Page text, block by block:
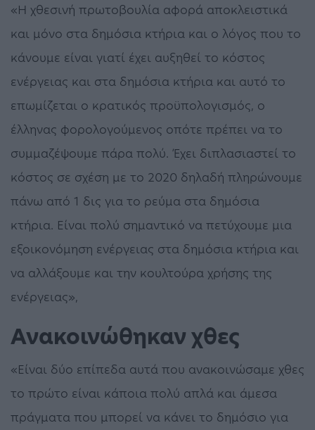
«Η χθεσινή πρωτοβουλία αφορά αποκλειστικά
και μόνο στα δημόσια κτήρια και ο λόγος που το
κάνουμε είναι γιατί έχει αυξηθεί το κόστος
ενέργειας και στα δημόσια κτήρια και αυτό το
επωμίζεται ο κρατικός προϋπολογισμός, ο
έλληνας φορολογούμενος οπότε πρέπει να το
συμμαζέψουμε πάρα πολύ. Έχει διπλασιαστεί το
κόστος σε σχέση με το 2020 δηλαδή πληρώνουμε
πάνω από 1 δις για το ρεύμα στα δημόσια
κτήρια. Είναι πολύ σημαντικό να πετύχουμε μια
εξοικονόμηση ενέργειας στα δημόσια κτήρια και
να αλλάξουμε και την κουλτούρα χρήσης της
ενέργειας»,
Ανακοινώθηκαν χθες
«Είναι δύο επίπεδα αυτά που ανακοινώσαμε χθες
το πρώτο είναι κάποια πολύ απλά και άμεσα
πράγματα που μπορεί να κάνει το δημόσιο για